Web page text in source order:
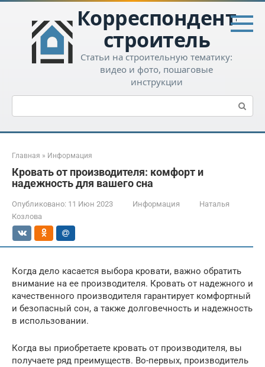
Перейти
контенту
Корреспондент-
строитель
Статьи на строительную тематику:
видео и фото, пошаговые
инструкции
Поиск:
Главная » Информация
Кровать от производителя: комфорт и
надежность для вашего сна
Опубликовано: 11 Июн 2023 Информация
Наталья
Козлова
Когда дело касается выбора кровати, важно обратить
внимание на ее производителя. Кровать от надежного и
качественного производителя гарантирует комфортный
и безопасный сон, а также долговечность и надежность
в использовании.
Когда вы приобретаете кровать от производителя, вы
получаете ряд преимуществ. Во-первых, производитель